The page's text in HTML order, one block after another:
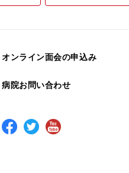
オンライン面会の申込み
病院お問い合わせ